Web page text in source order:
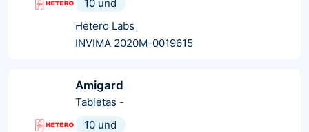
10 und
Hetero Labs
INVIMA 2020M-0019615
Amigard
Tabletas -
10 und